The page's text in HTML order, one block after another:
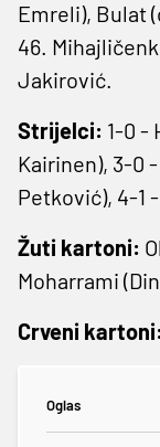
Emreli), Bulat
46.
Jakirović.
Strijelci: 1-0 -
Kairinen), 3-0 -
Petković), 4-1
Žuti kartoni:
Moharrami
Crveni
Oglas